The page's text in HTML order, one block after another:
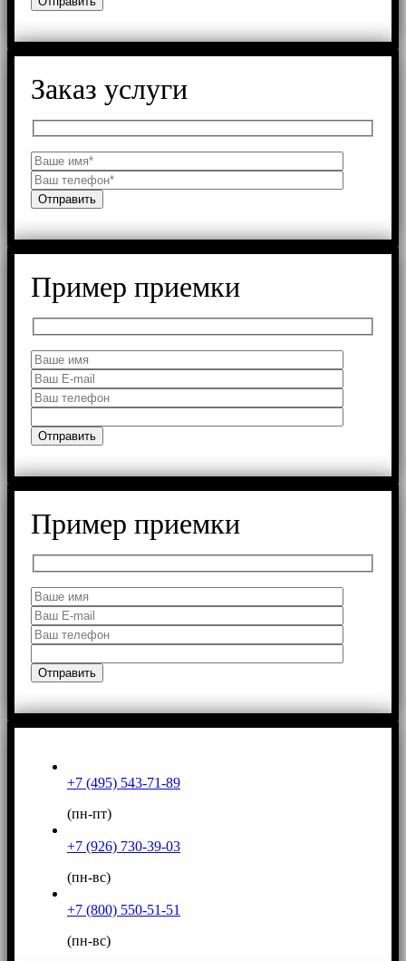
Заказ услуги
Пример приемки
Пример приемки
+7 (495) 543-71-89
(пн-пт)
+7 (926) 730-39-03
(пн-вс)
+7 (800) 550-51-51
(пн-вс)